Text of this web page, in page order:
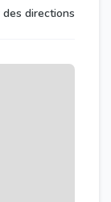
directions